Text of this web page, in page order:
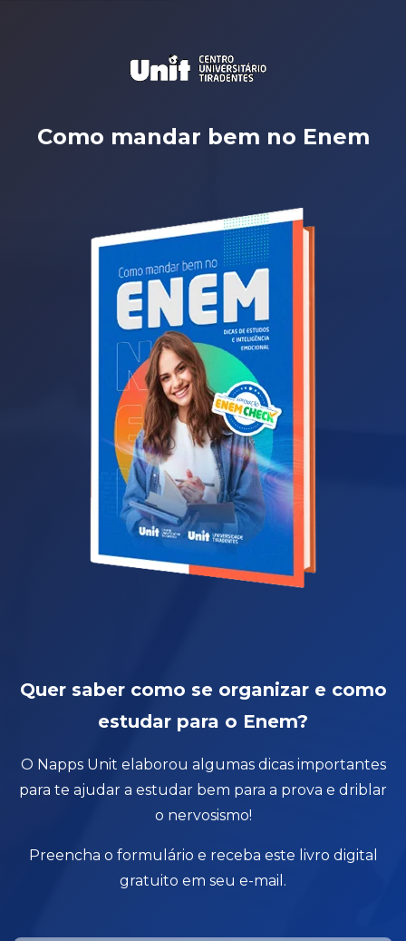
Como mandar bem no Enem
Quer saber como se organizar e como
estudar para o Enem?
O Napps Unit elaborou algumas dicas importantes
para te ajudar a estudar bem para a prova e driblar
o nervosismo!
Preencha o formulário e receba este livro digital
gratuito em seu e-mail.